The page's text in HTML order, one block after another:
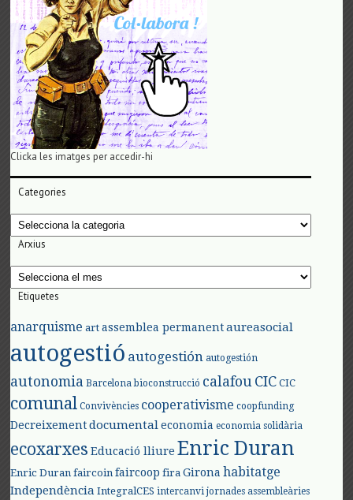
Clicka les imatges per accedir-hi
Categories
Categories
Arxius
Arxius
Etiquetes
anarquisme art assemblea permanent aureasocial
autogestió autogestión autogestión
autonomia Barcelona bioconstrucció calafou CIC CIC
comunal Convivències cooperativisme coopfunding
Decreixement documental economia economia solidària
ecoxarxes Educació lliure Enric Duran
Enric Duran faircoin faircoop fira Girona habitatge
Independència IntegralCES intercanvi jornades assembleàries